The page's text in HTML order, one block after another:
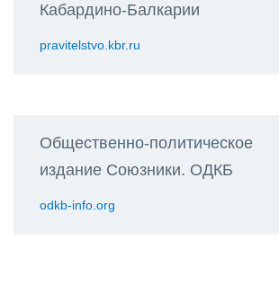
Кабардино-Балкарии
pravitelstvo.kbr.ru
Общественно-политическое
издание Союзники. ОДКБ
odkb-info.org